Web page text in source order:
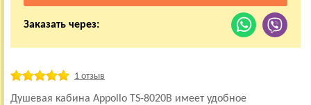
Заказать через:
1 отзыв
Душевая кабина Appollo TS-8020B имеет удобное